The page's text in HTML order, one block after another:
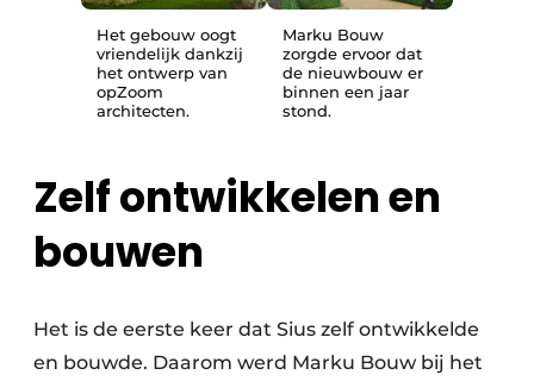
Het gebouw oogt
vriendelijk dankzij
het ontwerp van
opZoom
architecten.
Marku Bouw
zorgde ervoor dat
de nieuwbouw er
binnen een jaar
stond.
Zelf ontwikkelen en
bouwen
Het is de eerste keer dat Sius zelf ontwikkelde
en bouwde. Daarom werd Marku Bouw bij het